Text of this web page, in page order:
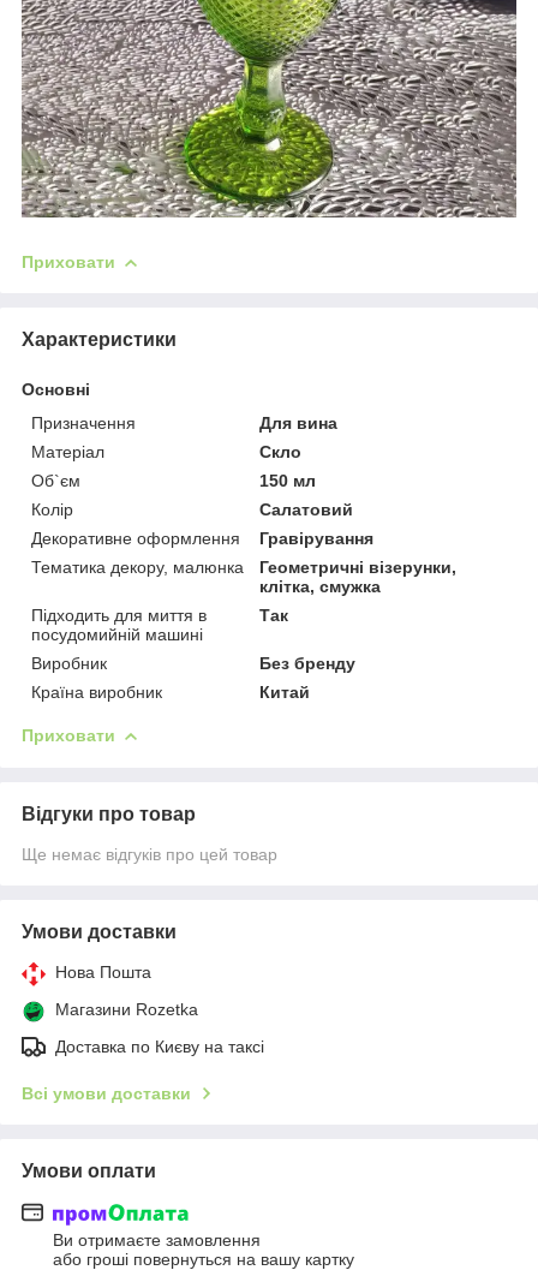
Приховати
Характеристики
Основні
Призначення
Для вина
Матеріал
Скло
Об`єм
150 мл
Колір
Салатовий
Декоративне оформлення
Гравірування
Тематика декору, малюнка
Геометричні візерунки,
клітка, смужка
Підходить для миття в
посудомийній машині
Так
Виробник
Без бренду
Країна виробник
Китай
Приховати
Відгуки про товар
Ще немає відгуків про цей товар
Умови доставки
Нова Пошта
Магазини Rozetka
Доставка по Києву на таксі
Всі умови доставки
Умови оплати
Ви отримаєте замовлення
або гроші повернуться на вашу картку